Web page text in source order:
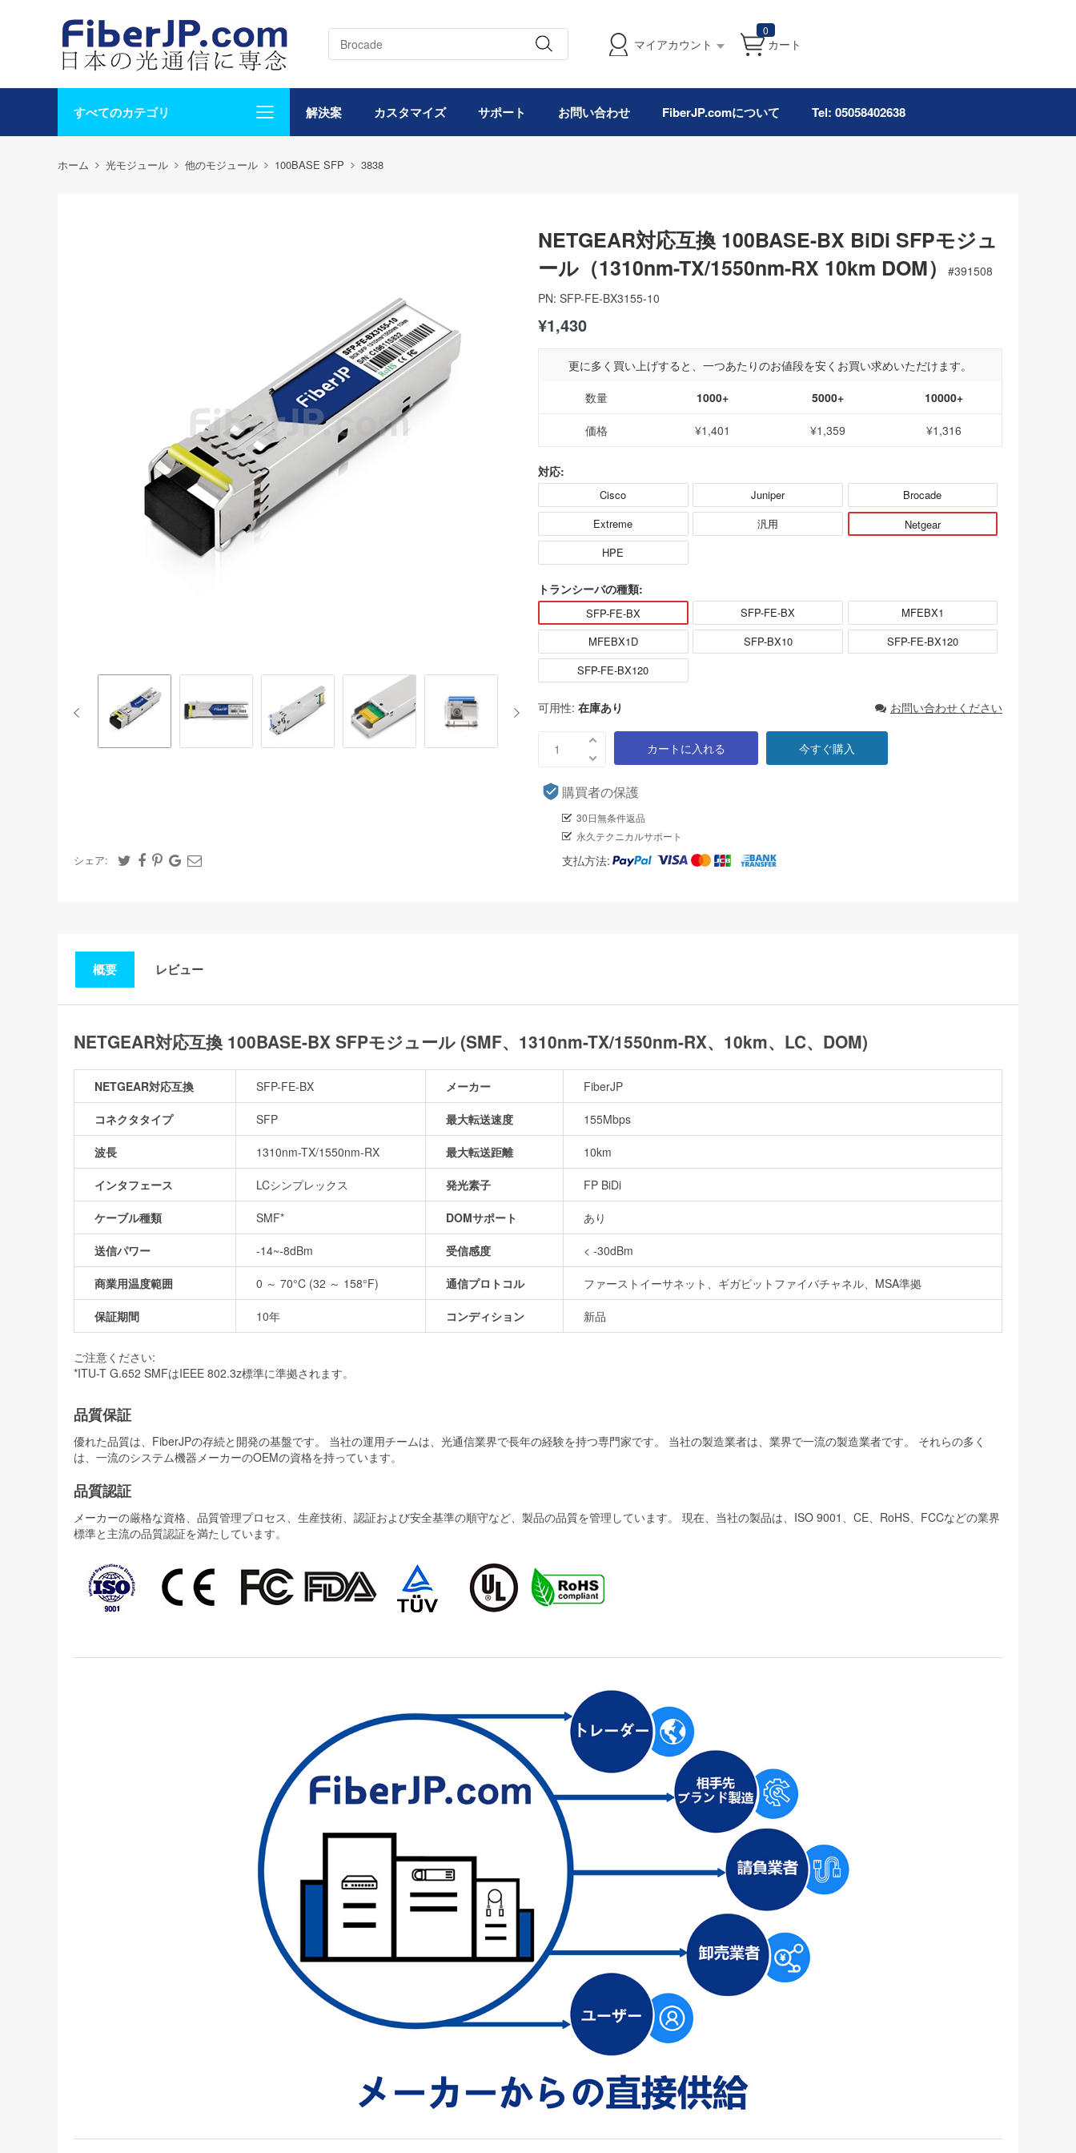
マイアカウント
0
カート
すべてのカテゴリ 解決案 カスタマイズ サポート お問い合わせ FiberJP.comについて Tel: 05058402638
ホーム 光モジュール 他のモジュール 100BASE SFP 3838
シェア:
NETGEAR対応互換 100BASE-BX BiDi SFPモジュ
ール（1310nm-TX/1550nm-RX 10km DOM）
#391508
PN: SFP-FE-BX3155-10
¥1,430
更に多く買い上げすると、一つあたりのお値段を安くお買い求めいただけます。
数量
1000+ 5000+ 10000+
価格 ¥1,401 ¥1,359 ¥1,316
対応:
Cisco Juniper
Brocade
Extreme
汎用
Netgear
HPE
トランシーバの種類:
SFP-FE-BX SFP-FE-BX
MFEBX1
MFEBX1D
SFP-BX10
SFP-FE-BX120
SFP-FE-BX120
可用性: 在庫あり お問い合わせください
カートに入れる 今すぐ購入
購買者の保護
30日無条件返品
永久テクニカルサポート
支払方法:
概要 レビュー
NETGEAR対応互換 100BASE-BX SFPモジュール (SMF、1310nm-TX/1550nm-RX、10km、LC、DOM)
NETGEAR対応互換 SFP-FE-BX メーカー FiberJP
コネクタタイプ SFP 最大転送速度 155Mbps
波長 1310nm-TX/1550nm-RX 最大転送距離 10km
インタフェース LCシンプレックス 発光素子 FP BiDi
ケーブル種類 SMF* DOMサポート あり
送信パワー -14~-8dBm 受信感度 < -30dBm
商業用温度範囲 0 ～ 70°C (32 ～ 158°F) 通信プロトコル ファーストイーサネット、ギガビットファイバチャネル、MSA準拠
保証期間 10年 コンディション 新品
ご注意ください:
*ITU-T G.652 SMFはIEEE 802.3z標準に準拠されます。
品質保証
優れた品質は、FiberJPの存続と開発の基盤です。 当社の運用チームは、光通信業界で長年の経験を持つ専門家です。 当社の製造業者は、業界で一流の製造業者です。 それらの多く
は、一流のシステム機器メーカーのOEMの資格を持っています。
品質認証
メーカーの厳格な資格、品質管理プロセス、生産技術、認証および安全基準の順守など、製品の品質を管理しています。 現在、当社の製品は、ISO 9001、CE、RoHS、FCCなどの業界
標準と主流の品質認証を満たしています。